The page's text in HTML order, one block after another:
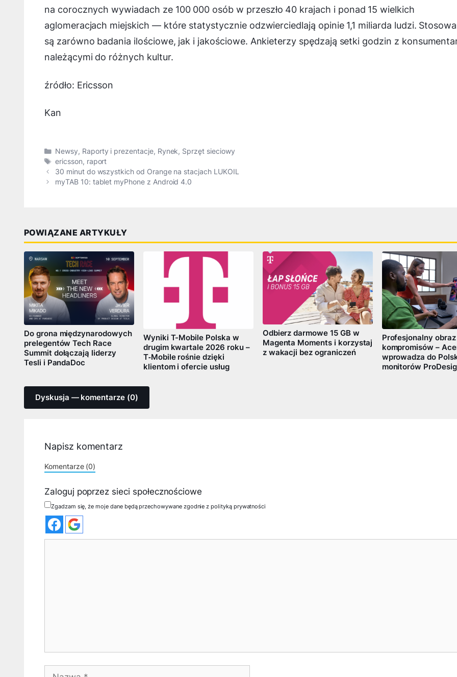
na corocznych wywiadach ze 100 000 osób w przeszło 40 krajach i ponad 15 wielkich
aglomeracjach miejskich — które statystycznie odzwierciedlają opinie 1,1 miliarda ludzi.
są zarówno badania ilościowe, jak i jakościowe. Ankieterzy spędzają setki godzin z
należącymi do różnych kultur.
źródło: Ericsson
Kan
Kategorie
Newsy, Raporty i prezentacje, Rynek, Sprzęt sieciowy
Tagi
ericsson, raport
30 minut do wszystkich od Orange na stacjach LUKOIL
myTAB 10: tablet myPhone z Android 4.0
POWIĄZANE ARTYKUŁY
Do grona międzynarodowych
prelegentów Tech Race
Summit dołączają liderzy
Tesli i PandaDoc
Wyniki T-Mobile Polska w
drugim kwartale 2026 roku –
T‑Mobile rośnie dzięki
klientom i ofercie usług
Odbierz darmowe 15 GB w
Magenta Moments i korzystaj
z wakacji bez ograniczeń
Profesjonalny
kompromisów –
wprowadza do
monitorów
Dyskusja — komentarze (0)
Napisz komentarz
Komentarze (0)
Zaloguj poprzez sieci społecznościowe
Zgadzam się, że moje dane będą przechowywane zgodnie z polityką prywatności
Nazwa